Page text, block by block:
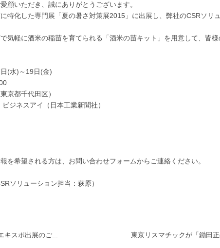
顧いただき、誠にありがとうございます。
特化した専門展「夏の暑さ対策展2015」に出展し、弊社のCSRソリ
気軽に酒米の稲苗を育てられる「酒米の苗キット」を用意して、皆
(水)～19日(金)
都千代田区）
ネスアイ（日本工業新聞社）
を希望される方は、お問い合わせフォームからご連絡ください。
ソリューション担当：萩原）
スポ出展のご... 東京リスマチックが「鋤田正